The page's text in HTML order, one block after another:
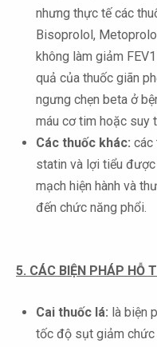
nhưng thực tế các
Bisoprolol,
không làm giảm
quả của thuốc giãn
ngưng chẹn beta ở
máu cơ tim hoặc suy
Các thuốc khác: các
statin và lợi tiểu
mạch hiện hành và
đến chức năng phổi.
5. CÁC BIỆN PHÁP HỖ
Cai thuốc lá: là biện
tốc độ sụt giảm chức